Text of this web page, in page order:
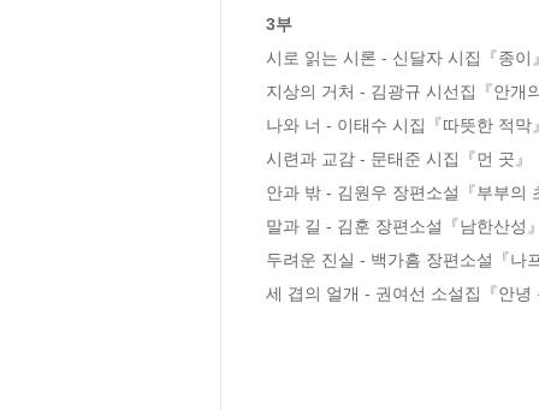
3부
시로 읽는 시론 - 신달자 시집『종이』
지상의 거처 - 김광규 시선집『안개
나와 너 - 이태수 시집『따뜻한 적막』
시련과 교감 - 문태준 시집『먼 곳』
안과 밖 - 김원우 장편소설『부부의
말과 길 - 김훈 장편소설『남한산성』
두려운 진실 - 백가흠 장편소설『나
세 겹의 얼개 - 권여선 소설집『안녕